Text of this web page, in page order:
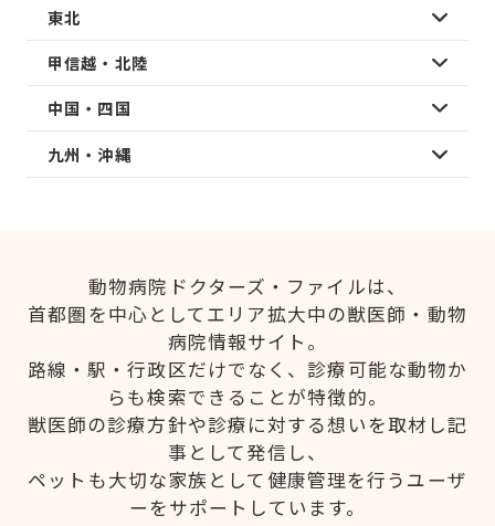
東北
甲信越・北陸
中国・四国
九州・沖縄
動物病院ドクターズ・ファイルは、
首都圏を中心としてエリア拡大中の獣医師・動物
病院情報サイト。
路線・駅・行政区だけでなく、診療可能な動物か
らも検索できることが特徴的。
獣医師の診療方針や診療に対する想いを取材し記
事として発信し、
ペットも大切な家族として健康管理を行うユーザ
ーをサポートしています。